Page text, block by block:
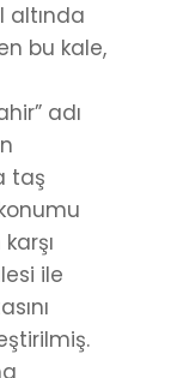
altında
bu kale,
adı
taş
ile